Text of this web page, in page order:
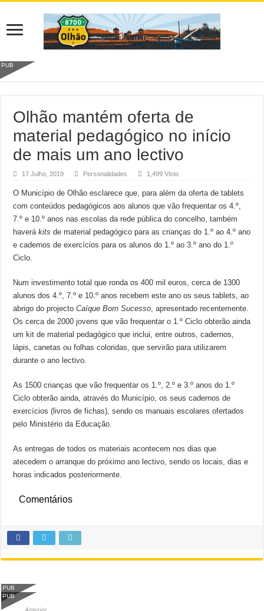
PUB
Olhão mantém oferta de
material pedagógico no início
de mais um ano lectivo
17 Julho, 2019 Personalidades 1,499 Visto
O Município de Olhão esclarece que, para além da oferta de tablets
com conteúdos pedagógicos aos alunos que vão frequentar os 4.º,
7.º e 10.º anos nas escolas da rede pública do concelho, também
haverákits de material pedagógico para as crianças do 1.º ao 4.º ano
e cadernos de exercícios para os alunos do 1.º ao 3.º ano do 1.º
Ciclo.
Num investimento total que ronda os 400 mil euros, cerca de 1300
alunos dos 4.º, 7.º e 10.º anos recebem este ano os seus tablets, ao
abrigo do projecto Caíque Bom Sucesso, apresentado recentemente.
Os cerca de 2000 jovens que vão frequentar o 1.º Ciclo obterão ainda
um kit de material pedagógico que inclui, entre outros, cadernos,
lápis, canetas ou folhas coloridas, que servirão para utilizarem
durante o ano lectivo.
As 1500 crianças que vão frequentar os 1.º, 2.º e 3.º anos do 1.º
Ciclo obterão ainda, através do Município, os seus cadernos de
exercícios (livros de fichas), sendo os manuais escolares ofertados
pelo Ministério da Educação.
As entregas de todos os materiais acontecem nos dias que
atecedem o arranque do próximo ano lectivo, sendo os locais, dias e
horas indicados posteriormente.
Comentários
PUB
PUB